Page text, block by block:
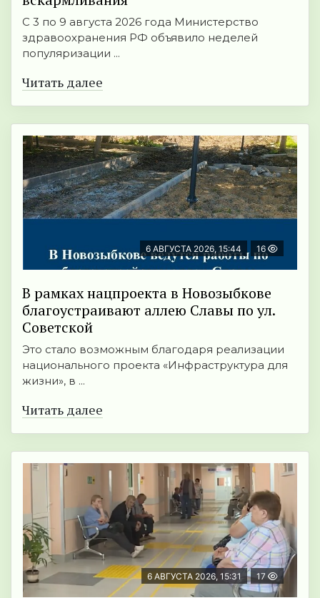
С 3 по 9 августа 2026 года Министерство
здравоохранения РФ объявило неделей
популяризации ...
Читать далее
6 АВГУСТА 2026, 15:44 16
В рамках нацпроекта в Новозыбкове
благоустраивают аллею Славы по ул.
Советской
Это стало возможным благодаря реализации
национального проекта «Инфраструктура для
жизни», в ...
Читать далее
6 АВГУСТА 2026, 15:31 17